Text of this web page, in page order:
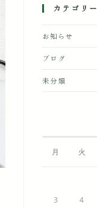
カテゴリー
お知らせ
ブログ
未分類
月 火
3 4